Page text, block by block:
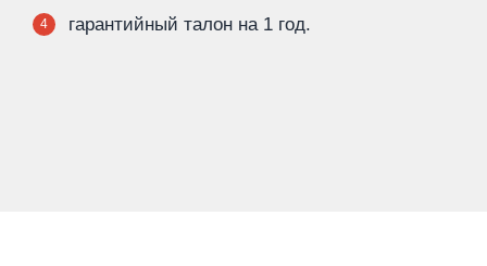
4 гарантийный талон на 1 год.